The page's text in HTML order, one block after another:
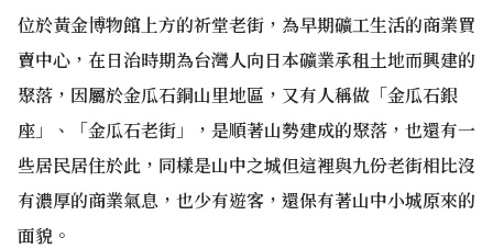
位於黃金博物館上方的祈堂老街，為早期礦工生活的商業買
賣中心，在日治時期為台灣人向日本礦業承租土地而興建的
聚落，因屬於金瓜石銅山里地區，又有人稱做「金瓜石銀
座」、「金瓜石老街」，是順著山勢建成的聚落，也還有一
些居民居住於此，同樣是山中之城但這裡與九份老街相比沒
有濃厚的商業氣息，也少有遊客，還保有著山中小城原來的
面貌。